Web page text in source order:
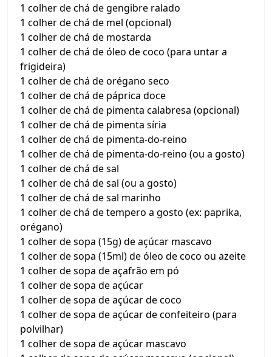
1 colher de chá de gengibre ralado
1 colher de chá de mel (opcional)
1 colher de chá de mostarda
1 colher de chá de óleo de coco (para untar a
frigideira)
1 colher de chá de orégano seco
1 colher de chá de páprica doce
1 colher de chá de pimenta calabresa (opcional)
1 colher de chá de pimenta síria
1 colher de chá de pimenta-do-reino
1 colher de chá de pimenta-do-reino (ou a gosto)
1 colher de chá de sal
1 colher de chá de sal (ou a gosto)
1 colher de chá de sal marinho
1 colher de chá de tempero a gosto (ex: paprika,
orégano)
1 colher de sopa (15g) de açúcar mascavo
1 colher de sopa (15ml) de óleo de coco ou azeite
1 colher de sopa de açafrão em pó
1 colher de sopa de açúcar
1 colher de sopa de açúcar de coco
1 colher de sopa de açúcar de confeiteiro (para
polvilhar)
1 colher de sopa de açúcar mascavo